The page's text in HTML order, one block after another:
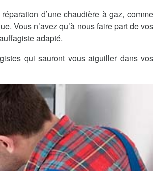
d’une chaudière à gaz, comme
Vous n’avez qu’à nous faire part de vos
adapté.
qui sauront vous aiguiller dans vos